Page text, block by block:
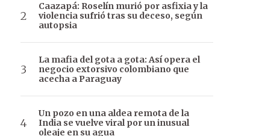
Caazapá: Roselín murió por asfixia y la
violencia sufrió tras su deceso, según
autopsia
La mafia del gota a gota: Así opera el
negocio extorsivo colombiano que
acecha a Paraguay
Un pozo en una aldea remota de la
India se vuelve viral por un inusual
oleaje en su agua